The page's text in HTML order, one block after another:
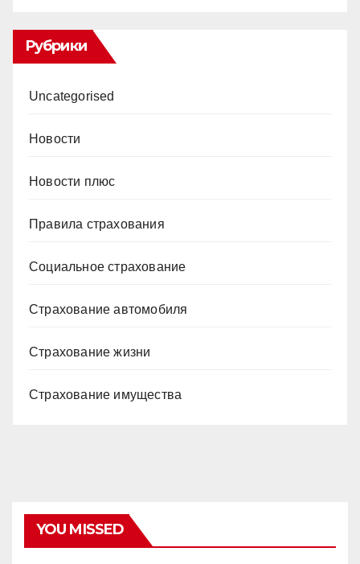
Рубрики
Uncategorised
Новости
Новости плюс
Правила страхования
Социальное страхование
Страхование автомобиля
Страхование жизни
Страхование имущества
YOU MISSED